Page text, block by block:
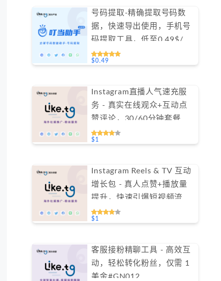
号码提取-精确提取号码数
据，快速导出使用，手机号
码提取工具，低至0.49$/天
#GN020
$0.49
Instagram直播人气速充服
务 - 真实在线观众+互动点
赞评论，30/60分钟套餐任
选（不支持免费测试）
$1
Instagram Reels & TV 互动
增长包 - 真人点赞+播放量
提升，快速引爆短视频流量
（不支持免费测试）
$1
客服接粉精聊工具 - 高效互
动，轻松转化粉丝，仅需 1
美金#GN012